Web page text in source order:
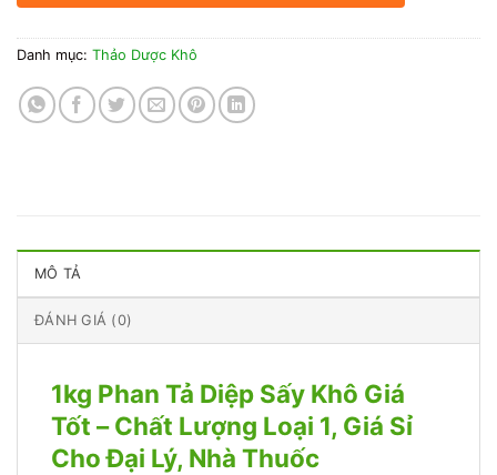
Danh mục: Thảo Dược Khô
MÔ TẢ
ĐÁNH GIÁ (0)
1kg Phan Tả Diệp Sấy Khô Giá
Tốt – Chất Lượng Loại 1, Giá Sỉ
Cho Đại Lý, Nhà Thuốc